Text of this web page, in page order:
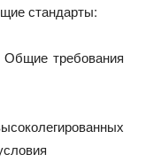
стандарты:
Общие требования